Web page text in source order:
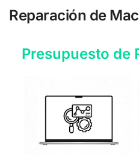
Reparación de
Presupuesto de